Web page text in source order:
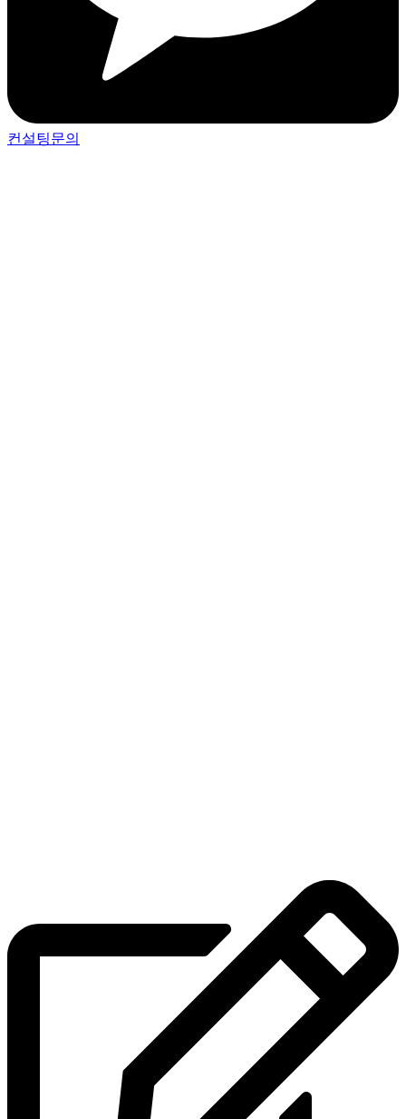
컨설팅문의